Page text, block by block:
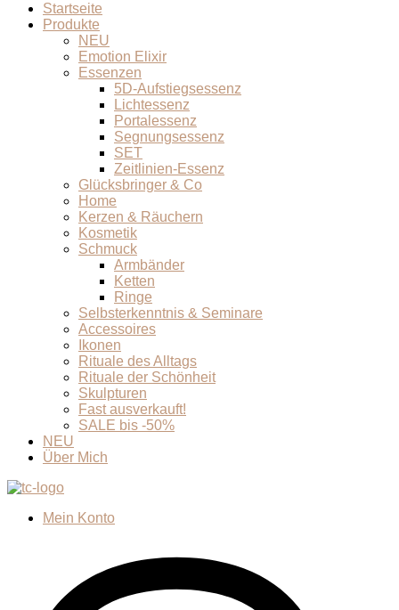
Startseite
Produkte
NEU
Emotion Elixir
Essenzen
5D-Aufstiegsessenz
Lichtessenz
Portalessenz
Segnungsessenz
SET
Zeitlinien-Essenz
Glücksbringer & Co
Home
Kerzen & Räuchern
Kosmetik
Schmuck
Armbänder
Ketten
Ringe
Selbsterkenntnis & Seminare
Accessoires
Ikonen
Rituale des Alltags
Rituale der Schönheit
Skulpturen
Fast ausverkauft!
SALE bis -50%
NEU
Über Mich
Mein Konto